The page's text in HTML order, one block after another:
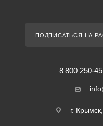
ПОДПИСАТЬСЯ НА
8 800 250-
г.